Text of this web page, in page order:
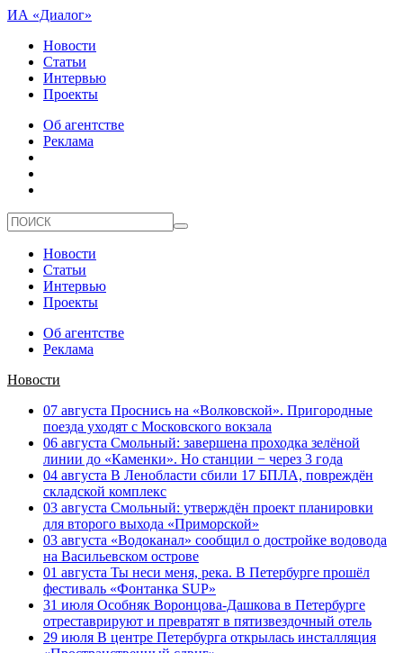
ИА «Диалог»
Новости
Статьи
Интервью
Проекты
Об агентстве
Реклама
Новости
Статьи
Интервью
Проекты
Об агентстве
Реклама
Новости
07 августа Проснись на «Волковской». Пригородные
поезда уходят с Московского вокзала
06 августа Смольный: завершена проходка зелёной
линии до «Каменки». Но станции − через 3 года
04 августа В Ленобласти сбили 17 БПЛА, повреждён
складской комплекс
03 августа Смольный: утверждён проект планировки
для второго выхода «Приморской»
03 августа «Водоканал» сообщил о достройке водовода
на Васильевском острове
01 августа Ты неси меня, река. В Петербурге прошёл
фестиваль «Фонтанка SUP»
31 июля Особняк Воронцова-Дашкова в Петербурге
отреставрируют и превратят в пятизвездочный отель
29 июля В центре Петербурга открылась инсталляция